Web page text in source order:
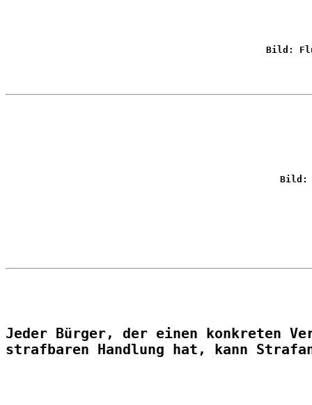
Bild:
Bild:
Jeder Bürger, der einen konkreten
strafbaren Handlung hat, kann